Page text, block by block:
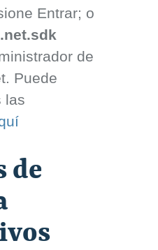
Entrar; o
de
Puede
las
de